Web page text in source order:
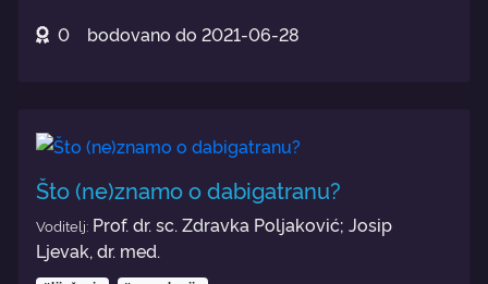
0 bodovano do 2021-06-28
Što (ne)znamo o dabigatranu?
Voditelj: Prof. dr. sc. Zdravka Poljaković; Josip
Ljevak, dr. med.